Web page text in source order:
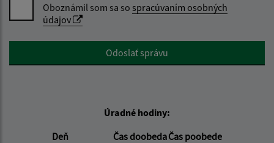
Oboznámil som sa so spracúvaním osobných
údajov
Google reCaptcha ResponseOdoslať správu
Úradné hodiny:
Deň
Čas doobedaČas poobede